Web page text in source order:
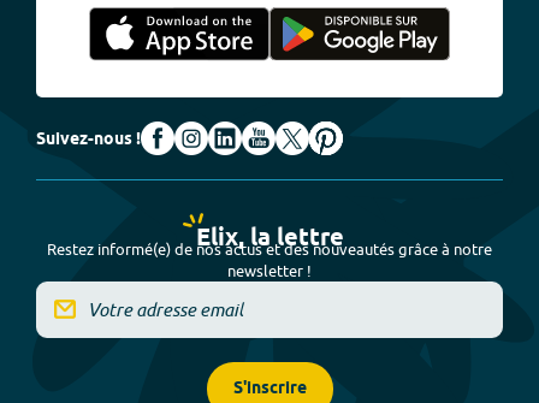
Suivez-nous !
Elix, la lettre
Restez informé(e) de nos actus et des nouveautés grâce à notre
newsletter !
S'inscrire